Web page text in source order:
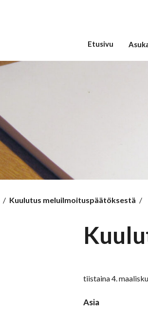
Etusivu
/ Kuulutus meluilmoituspäätöksestä /
tiistaina 4.
Asia